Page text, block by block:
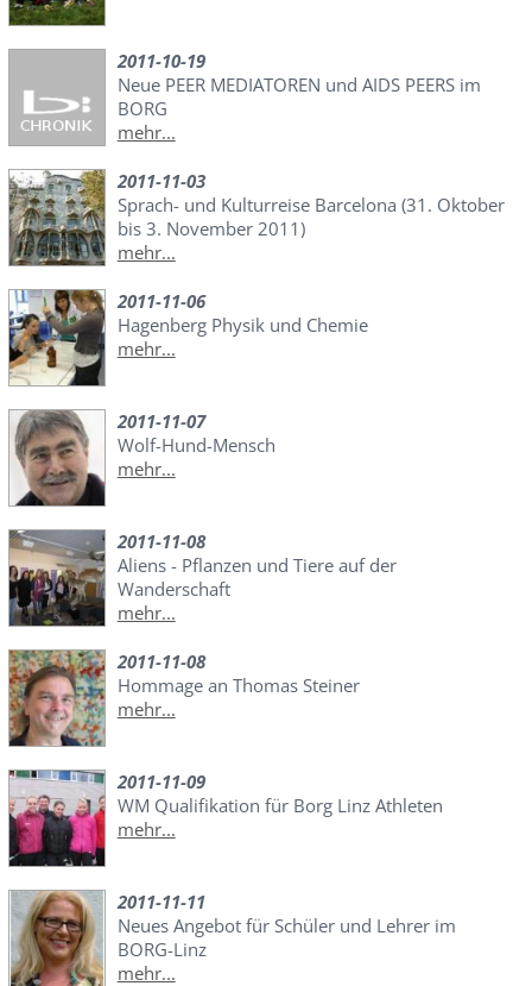
2011-10-19
Neue PEER MEDIATOREN und AIDS PEERS im
BORG
mehr...
2011-11-03
Sprach- und Kulturreise Barcelona (31. Oktober
bis 3. November 2011)
mehr...
2011-11-06
Hagenberg Physik und Chemie
mehr...
2011-11-07
Wolf-Hund-Mensch
mehr...
2011-11-08
Aliens - Pflanzen und Tiere auf der
Wanderschaft
mehr...
2011-11-08
Hommage an Thomas Steiner
mehr...
2011-11-09
WM Qualifikation für Borg Linz Athleten
mehr...
2011-11-11
Neues Angebot für Schüler und Lehrer im
BORG-Linz
mehr...